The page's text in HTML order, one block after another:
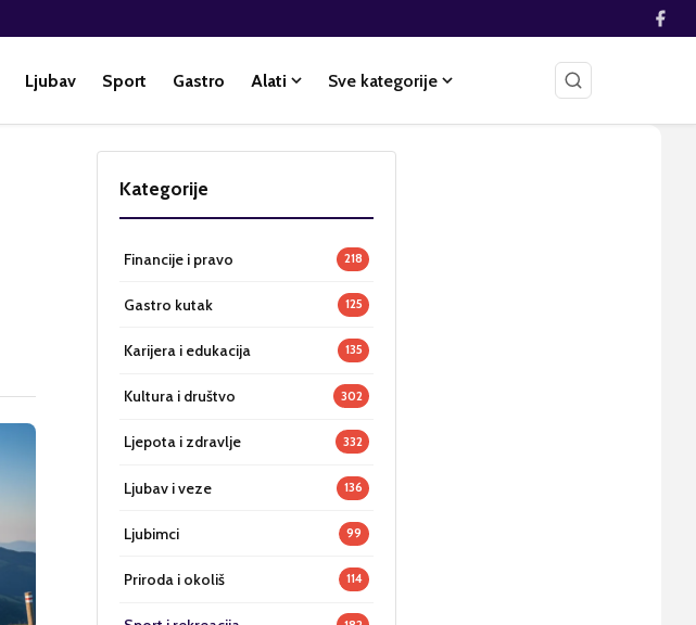
Ljubav Sport Gastro Alati Sve kategorije
Kategorije
Financije i pravo 218
Gastro kutak 125
Karijera i edukacija 135
Kultura i društvo 302
Ljepota i zdravlje 332
Ljubav i veze 136
Ljubimci 99
Priroda i okoliš 114